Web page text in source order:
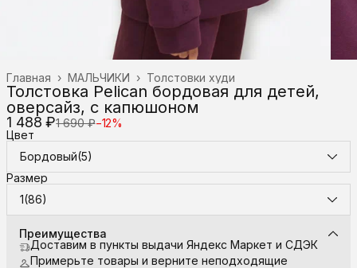
Толстовки худи
МАЛЬЧИКИ ›
Главная ›
Толстовка Pelican бордовая для детей,
оверсайз, с капюшоном
1 488 ₽1 690 ₽−12%
Цвет
Бордовый(5)
Размер
1(86)
Преимущества
Доставим в пункты выдачи Яндекс Маркет и СДЭК
Примерьте товары и верните неподходящие